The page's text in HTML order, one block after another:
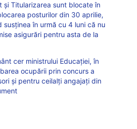
și Titularizarea sunt blocate în
posturilor din 30 aprilie,
susținea în urmă cu 4 luni că nu
asigurări pentru asta de la
cer ministrului Educației, în
ocupării prin concurs a
și pentru ceilalți angajați din